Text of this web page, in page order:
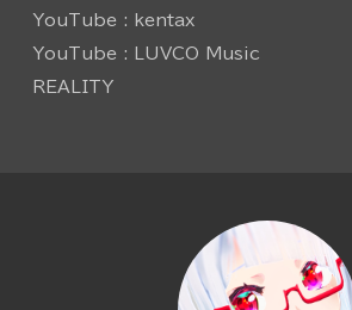
YouTube : kentax
YouTube : LUVCO Music
REALITY